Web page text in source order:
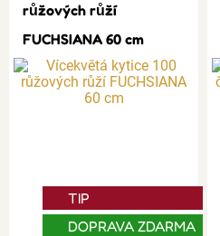
růžových růží
FUCHSIANA 60 cm
TIP
DOPRAVA ZDARMA